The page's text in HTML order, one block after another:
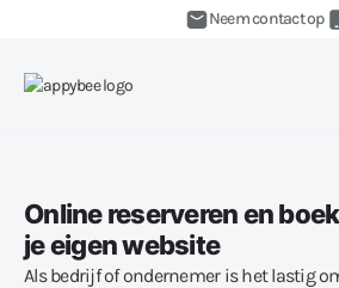
Neem contact op
Online reserveren en
je eigen website
Als bedrijf of ondernemer is het lastig